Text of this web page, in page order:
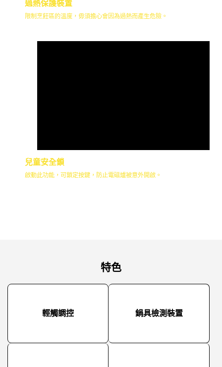
過熱保護裝置
限制烹飪區的溫度，毋須擔心會因為過熱而產生危險。
兒童安全鎖
啟動此功能，可鎖定按鍵，防止電磁爐被意外開啟。
特色
輕觸調控 鍋具檢測裝置